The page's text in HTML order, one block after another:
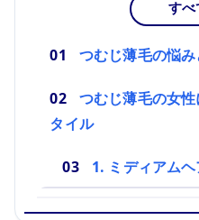
すべ
つむじ薄毛の悩み
つむじ薄毛の女
タイル
1. ミディアム